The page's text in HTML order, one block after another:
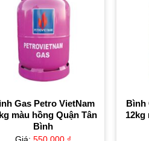
Gas Petro VietNam
màu hồng Quận Tân
Bình
Bình
12kg